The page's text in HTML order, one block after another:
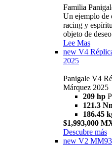
Familia
Un ejemplo de
racing y
objeto de
Lee Mas
new V4
2025
Panigale V4
Márquez 2025
209 hp
121.3
186.45
$1,993,000
Descubre más
new V2 MM93